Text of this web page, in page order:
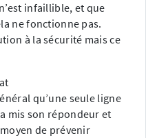
infaillible, et que
ne fonctionne pas.
à la sécurité mais ce
qu’une seule ligne
mis son répondeur et
de prévenir